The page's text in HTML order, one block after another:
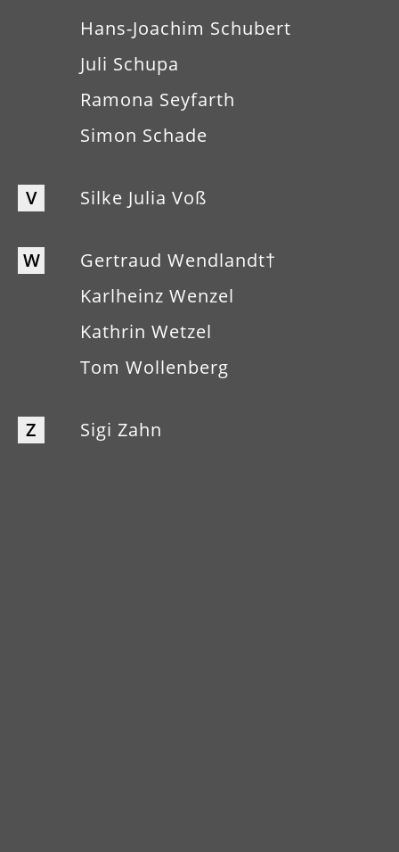
Hans-Joachim Schubert
Juli Schupa
Ramona Seyfarth
Simon Schade
V Silke Julia Voß
W
Gertraud Wendlandt†
Karlheinz Wenzel
Kathrin Wetzel
Tom Wollenberg
Z Sigi Zahn